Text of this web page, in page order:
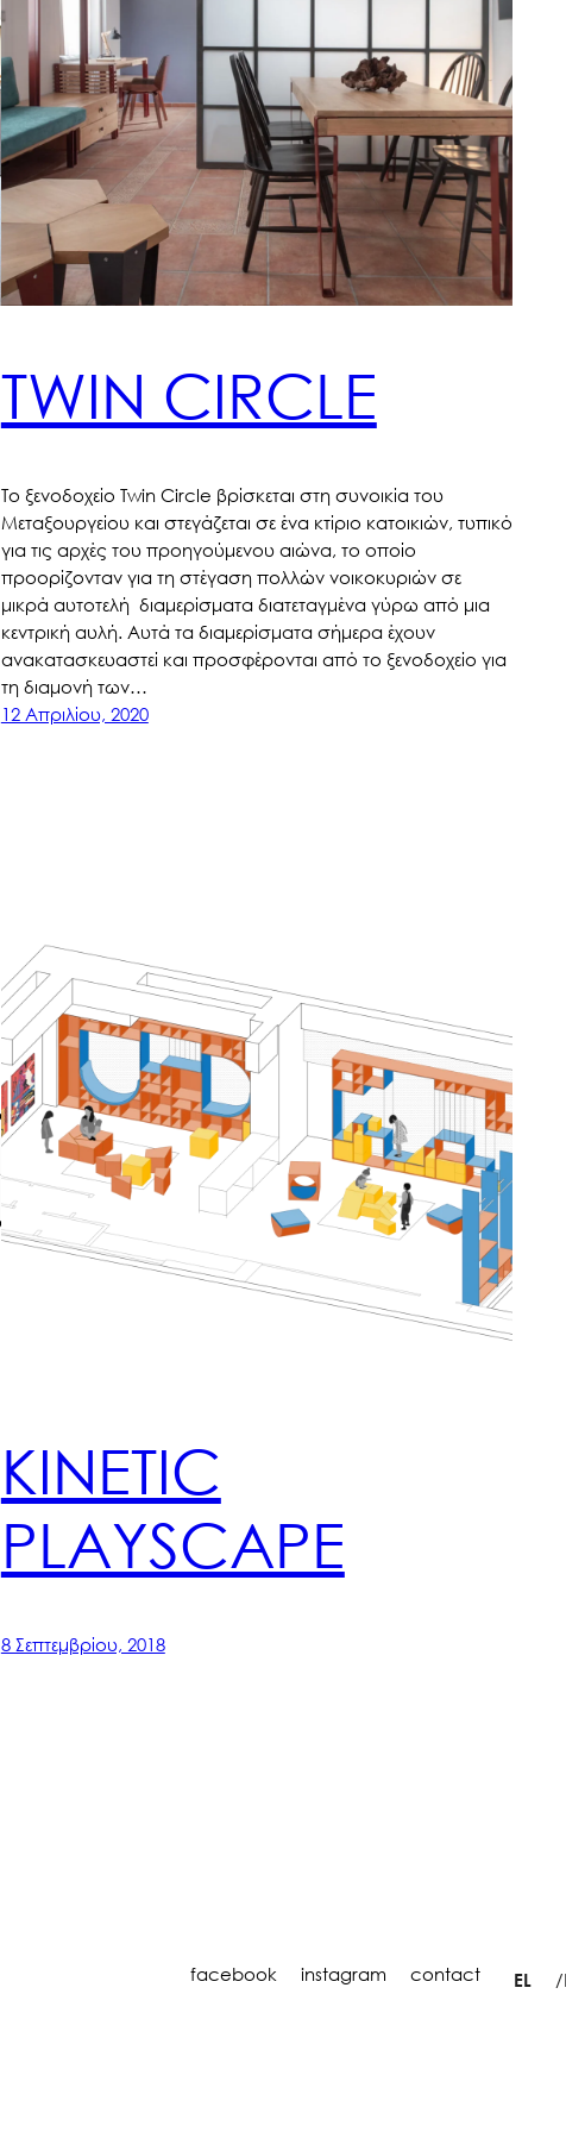
facebook instagram contact EL
TWIN CIRCLE
Το ξενοδοχείο Twin Circle βρίσκεται στη συνοικία του
Μεταξουργείου και στεγάζεται σε ένα κτίριο κατοικιών, τυπικό
για τις αρχές του προηγούμενου αιώνα, το οποίο
προορίζονταν για τη στέγαση πολλών νοικοκυριών σε
μικρά αυτοτελή διαμερίσματα διατεταγμένα γύρω από μια
κεντρική αυλή. Αυτά τα διαμερίσματα σήμερα έχουν
ανακατασκευαστεί και προσφέρονται από το ξενοδοχείο για
τη διαμονή των…
12 Απριλίου, 2020
KINETIC
PLAYSCAPE
8 Σεπτεμβρίου, 2018